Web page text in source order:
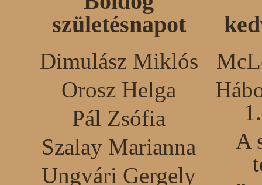
születésnapot
Dimulász Miklós
Orosz Helga
Pál Zsófia
Szalay Marianna
Ungvári Gergely
A